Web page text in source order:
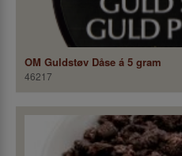
OM Guldstøv Dåse á 5 gram
46217